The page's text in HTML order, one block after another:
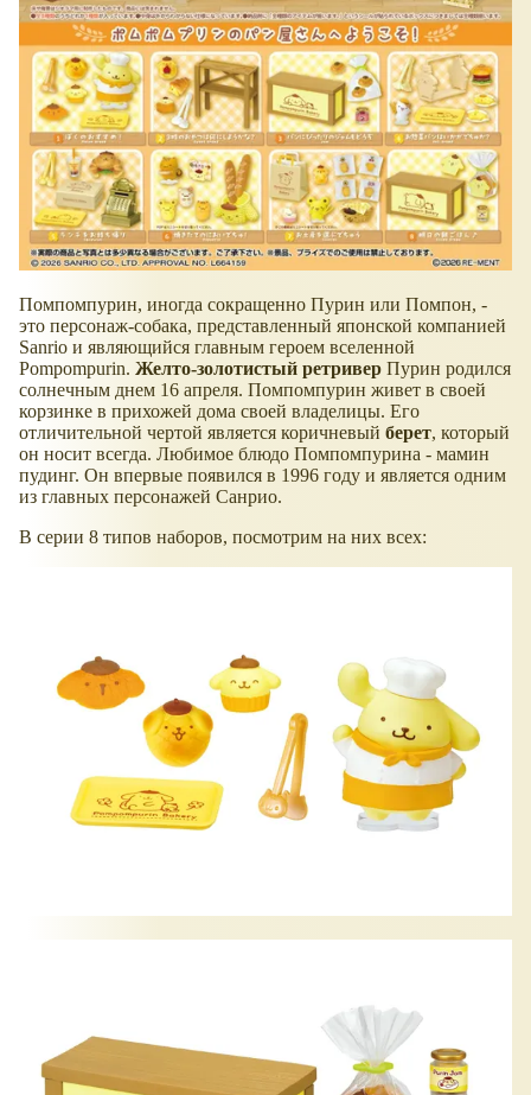
Помпомпурин, иногда сокращенно Пурин или Помпон, -
это персонаж-собака, представленный японской компанией
Sanrio и являющийся главным героем вселенной
Pompompurin. Желто-золотистый ретривер Пурин родился
солнечным днем 16 апреля. Помпомпурин живет в своей
корзинке в прихожей дома своей владелицы. Его
отличительной чертой является коричневый берет, который
он носит всегда. Любимое блюдо Помпомпурина - мамин
пудинг. Он впервые появился в 1996 году и является одним
из главных персонажей Санрио.
В серии 8 типов наборов, посмотрим на них всех: